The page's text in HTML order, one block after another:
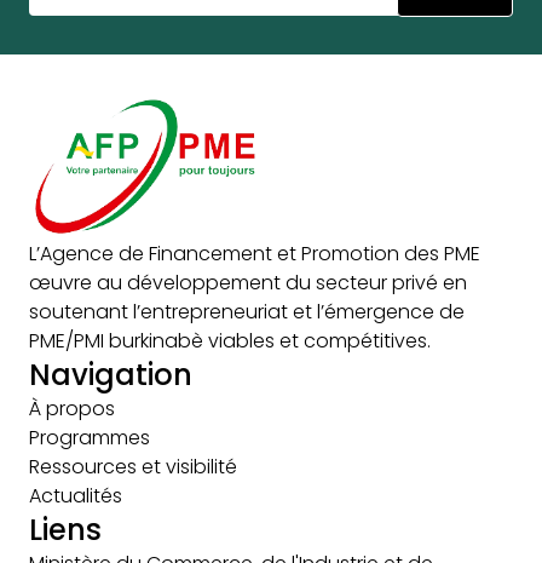
L’Agence de Financement et Promotion des PME
œuvre au développement du secteur privé en
soutenant l’entrepreneuriat et l’émergence de
PME/PMI burkinabè viables et compétitives.
Navigation
À propos
Programmes
Ressources et visibilité
Actualités
Liens